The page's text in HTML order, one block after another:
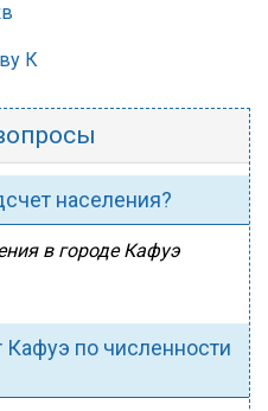
К
населения?
в городе Кафуэ
Кафуэ по численности